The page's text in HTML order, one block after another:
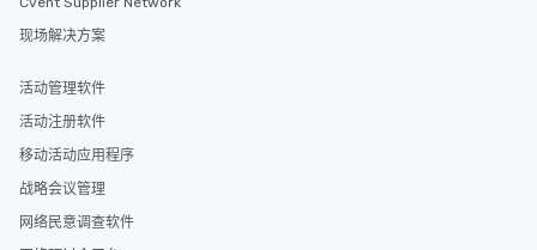
现场解决方案
活动管理软件
活动注册软件
移动活动应用程序
战略会议管理
网络民意调查软件